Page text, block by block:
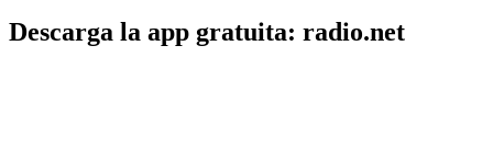
Descarga la app gratuita: radio.net